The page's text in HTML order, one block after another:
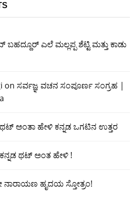
ಬಹದ್ದೂರ್ ಎಲೆ ಮಲ್ಲಪ್ಪ ಶೆಟ್ಟಿ ಮತ್ತು ಕಾಡು
on ಸರ್ವಜ್ಞ ವಚನ ಸಂಪೂರ್ಣ ಸಂಗ್ರಹ |
ಥಟ್ ಅಂತಾ ಹೇಳಿ ಕನ್ನಡ ಒಗಟಿನ ಉತ್ತರ
ಕನ್ನಡ ಥಟ್ ಅಂತ ಹೇಳಿ !
ನಾರಾಯಣ ಹೃದಯ ಸ್ತೋತ್ರಂ!